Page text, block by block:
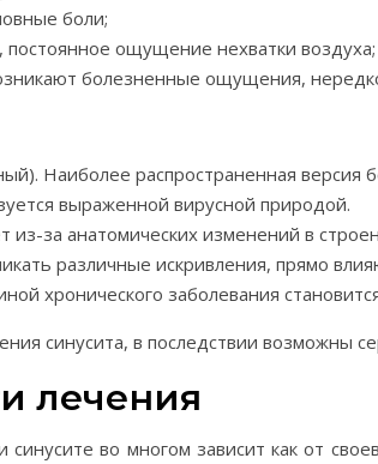
боли;
ощущение нехватки воздуха;
болезненные ощущения,
Наиболее распространенная версия
выраженной вирусной природой.
из-за анатомических изменений в
различные искривления, прямо
хронического заболевания
синусита, в последствии возможны
лечения
во многом зависит как от